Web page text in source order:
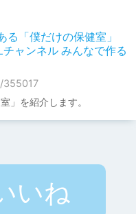
る「僕だけの保健室」
チャンネル みんなで作る
355017
」を紹介します。
いね